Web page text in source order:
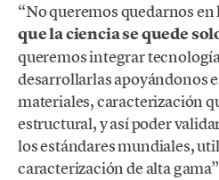
“No queremos quedarnos
que la ciencia se quede
queremos integrar
desarrollarlas apoyándonos
materiales, caracterización
estructural, y así poder
los estándares mundiales,
caracterización de alta